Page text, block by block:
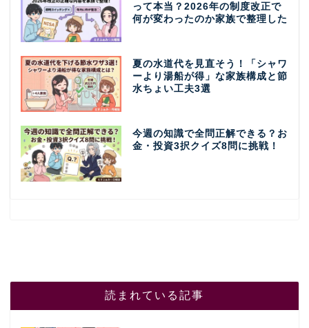
って本当？2026年の制度改正で
何が変わったのか家族で整理した
夏の水道代を見直そう！「シャワ
ーより湯船が得」な家族構成と節
水ちょい工夫3選
今週の知識で全問正解できる？お
金・投資3択クイズ8問に挑戦！
読まれている記事